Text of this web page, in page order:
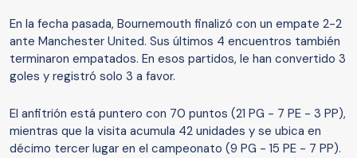
En la fecha pasada, Bournemouth finalizó con un empate 2-2
ante Manchester United. Sus últimos 4 encuentros también
terminaron empatados. En esos partidos, le han convertido 3
goles y registró solo 3 a favor.
El anfitrión está puntero con 70 puntos (21 PG - 7 PE - 3 PP),
mientras que la visita acumula 42 unidades y se ubica en
décimo tercer lugar en el campeonato (9 PG - 15 PE - 7 PP).